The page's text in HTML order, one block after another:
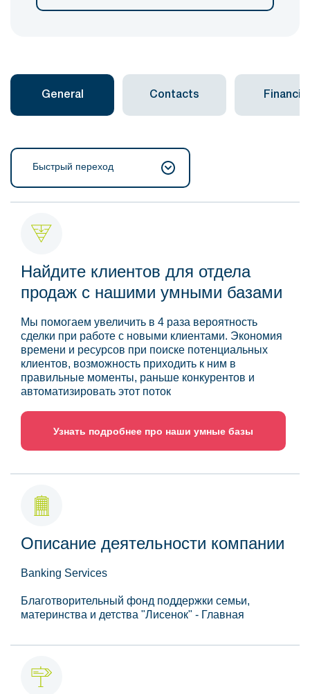
General Contacts Financial
Быстрый переход
Найдите клиентов для отдела
продаж с нашими умными базами
Мы помогаем увеличить в 4 раза вероятность
сделки при работе с новыми клиентами. Экономия
времени и ресурсов при поиске потенциальных
клиентов, возможность приходить к ним в
правильные моменты, раньше конкурентов и
автоматизировать этот поток
Узнать подробнее про наши умные базы
Описание деятельности компании
Banking Services
Благотворительный фонд поддержки семьи,
материнства и детства "Лисенок" - Главная